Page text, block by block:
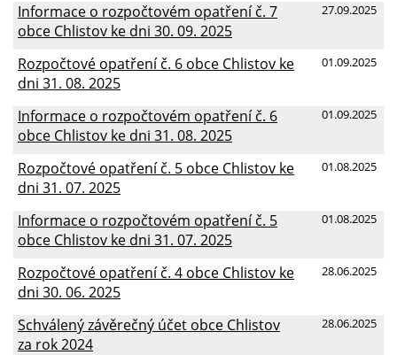
27.09.2025
Informace o rozpočtovém opatření č. 7
obce Chlistov ke dni 30. 09. 2025
01.09.2025
Rozpočtové opatření č. 6 obce Chlistov ke
dni 31. 08. 2025
01.09.2025
Informace o rozpočtovém opatření č. 6
obce Chlistov ke dni 31. 08. 2025
01.08.2025
Rozpočtové opatření č. 5 obce Chlistov ke
dni 31. 07. 2025
01.08.2025
Informace o rozpočtovém opatření č. 5
obce Chlistov ke dni 31. 07. 2025
28.06.2025
Rozpočtové opatření č. 4 obce Chlistov ke
dni 30. 06. 2025
28.06.2025
Schválený závěrečný účet obce Chlistov
za rok 2024